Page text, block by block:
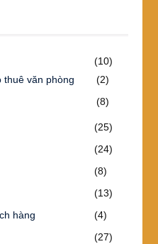
(10)
thuê văn phòng
(2)
(8)
(25)
(24)
(8)
(13)
hàng
(4)
(27)